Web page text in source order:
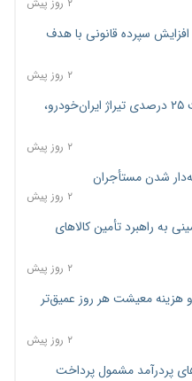
سپرده قانونی با هدف
۲ روز پیش
ترمز تولید خودرو کشیده شد؛ افت ۲۵ درصدی تیراژ ایران‌خودرو،
۲ روز پیش
شدن مستأجران
۲ روز پیش
به راهبرد تأمین کالاهای
۲ روز پیش
هزینه معیشت هر روز عمیق‌تر
۲ روز پیش
پردرآمد مشمول پرداخت